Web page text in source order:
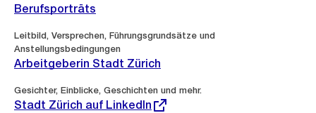
Berufsporträts
Leitbild, Versprechen, Führungsgrundsätze und
Anstellungsbedingungen
Arbeitgeberin Stadt Zürich
Gesichter, Einblicke, Geschichten und mehr.
Externer
Link:
Stadt Zürich auf LinkedIn